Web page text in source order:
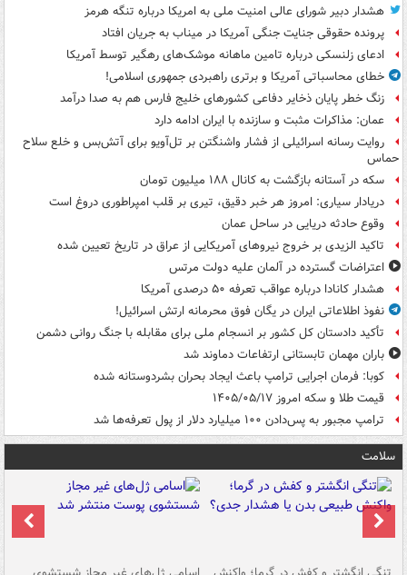
هشدار دبیر شورای عالی امنیت ملی به امریکا درباره تنگه هرمز
پرونده حقوقی جنایت جنگی آمریکا در میناب به جریان افتاد
ادعای زلنسکی درباره تامین ماهانه موشک‌های رهگیر توسط آمریکا
خطای محاسباتی آمریکا و برتری راهبردی جمهوری اسلامی!
زنگ خطر پایان ذخایر دفاعی کشورهای خلیج فارس هم به صدا درآمد
عمان: مذاکرات مثبت و سازنده با ایران ادامه دارد
روایت رسانه اسرائیلی از فشار واشنگتن بر تل‌آویو برای آتش‌بس و خلع سلاح
حماس
سکه در آستانه بازگشت به کانال ۱۸۸ میلیون تومان
دریادار سیاری: امروز هر خبر دقیق، تیری بر قلب امپراطوری دروغ است
وقوع حادثه دریایی در ساحل عمان
تاکید الزیدی بر خروج نیروهای آمریکایی از عراق در تاریخ تعیین شده
اعتراضات گسترده در آلمان علیه دولت مرتس
هشدار کانادا درباره عواقب تعرفه ۵۰ درصدی آمریکا
نفوذ اطلاعاتی ایران در یگان فوق محرمانه ارتش اسرائیل!
تأکید دادستان کل کشور بر انسجام ملی برای مقابله با جنگ روانی دشمن
باران مهمان تابستانی ارتفاعات دماوند شد
کوبا: فرمان اجرایی ترامپ باعث ایجاد بحران بشردوستانه شده
قیمت طلا و سکه امروز ۱۴۰۵/۰۵/۱۷
ترامپ مجبور به پس‌دادن ۱۰۰ میلیارد دلار از پول تعرفه‌ها شد
سلامت